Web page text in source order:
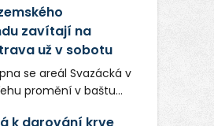
zavítají na
už v sobotu
se areál Svazácká v
promění v baštu
k darování krve